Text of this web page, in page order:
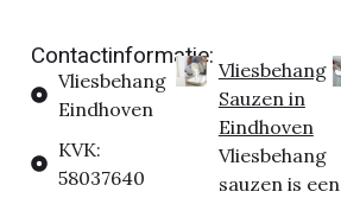
Contactinformatie:
Vliesbehang
Eindhoven
KVK:
58037640
Vliesbehang
Sauzen in
Eindhoven
Vliesbehang
sauzen is een